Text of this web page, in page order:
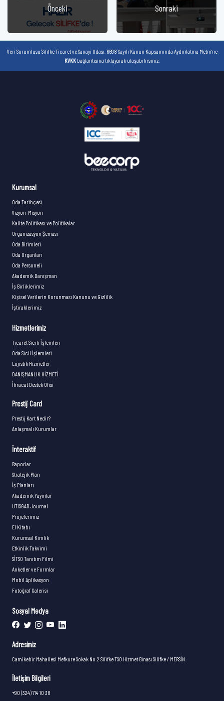
Önceki Sonraki
Veri Sorumlusu Silifke Ticaret ve Sanayi Odası, 6698 Sayılı Kanun Kapsamında Aydınlatma Metni'ne
KVKK bağlantısına tıklayarak ulaşabilirsiniz.
Kurumsal
Oda Tarihçesi
Vizyon-Misyon
Kalite Politikası ve Politikalar
Organizasyon Şeması
Oda Birimleri
Oda Organları
Oda Personeli
Akademik Danışman
İş Birliklerimiz
Kişisel Verilerin Korunması Kanunu ve Gizlilik
İştiraklerimiz
Hizmetlerimiz
Ticaret Sicili İşlemleri
Oda Sicil İşlemleri
Lojistik Hizmetler
DANIŞMANLIK HİZMETİ
İhracat Destek Ofisi
Prestij Card
Prestij Kart Nedir?
Anlaşmalı Kurumlar
İnteraktif
Raporlar
Stratejik Plan
İş Planları
Akademik Yayınlar
UTISGAD Journal
Projelerimiz
El Kitabı
Kurumsal Kimlik
Etkinlik Takvimi
SİTSO Tanıtım Filmi
Anketler ve Formlar
Mobil Aplikasyon
Fotoğraf Galerisi
Sosyal Medya
Adresimiz
Camikebir Mahallesi Mefkure Sokak No:2 Silifke TSO Hizmet Binası Silifke / MERSİN
İletişim Bilgileri
+90 (324) 714 10 38